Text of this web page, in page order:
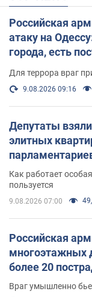
Российская
атаку на
города, есть
Для террора враг
9.08.2026 09:16
Депутаты
элитных
поселился
Как работает
пользуется
9.08.2026 07:00
Российская
многоэтажных
более 20
Враг умышленно